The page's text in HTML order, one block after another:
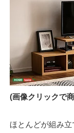
(画像クリックで
ほとんどが組み